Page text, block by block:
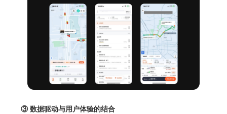
③ 数据驱动与用户体验的结合